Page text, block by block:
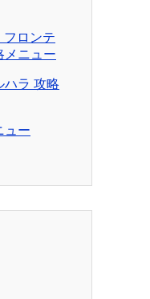
フロンテ
メニュー
ハラ 攻略
ュー